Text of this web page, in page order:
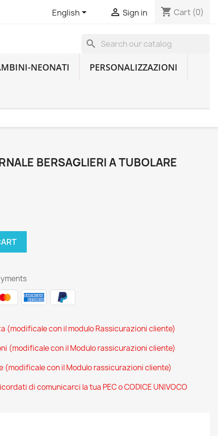
English  Sign in shopping_cart Cart (0)
search
NEONATI
PERSONALIZZAZIONI
BERSAGLIERI A TUBOLARE
(modificale con il modulo Rassicurazioni cliente)
(modificale con il Modulo rassicurazioni cliente)
(modificale con il Modulo rassicurazioni cliente)
di comunicarci la tua PEC o CODICE UNIVOCO